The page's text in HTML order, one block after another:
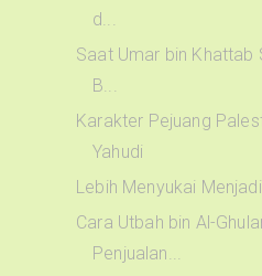
d...
Saat Umar bin Khattab
B...
Karakter Pejuang
Yahudi
Lebih Menyukai
Cara Utbah bin Al-
Penjualan...